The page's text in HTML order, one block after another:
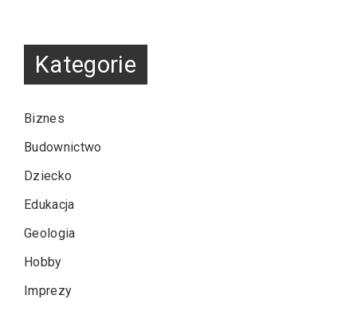
Kategorie
Biznes
Budownictwo
Dziecko
Edukacja
Geologia
Hobby
Imprezy